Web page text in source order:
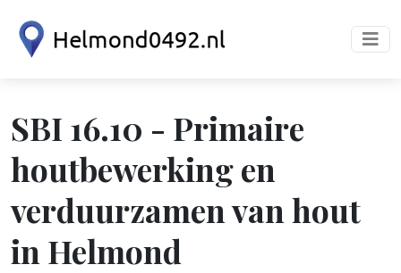
SBI 16.10 - Primaire
houtbewerking en
verduurzamen van hout
in Helmond